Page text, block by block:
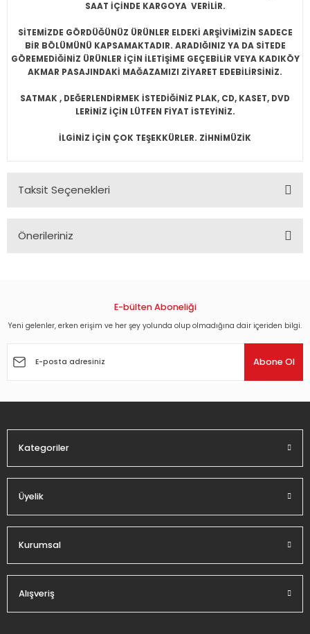
SAAT İÇİNDE KARGOYA VERİLİR.
SİTEMİZDE GÖRDÜĞÜNÜZ ÜRÜNLER ELDEKİ ARŞİVİMİZİN SADECE
BİR BÖLÜMÜNÜ KAPSAMAKTADIR. ARADIĞINIZ YA DA SİTEDE
GÖREMEDİĞİNİZ ÜRÜNLER İÇİN İLETİŞİME GEÇEBİLİR VEYA KADIKÖY
AKMAR PASAJINDAKİ MAĞAZAMIZI ZİYARET EDEBİLİRSİNİZ.
SATMAK , DEĞERLENDİRMEK İSTEDİĞİNİZ PLAK, CD, KASET, DVD
LERİNİZ İÇİN LÜTFEN FİYAT İSTEYİNİZ.
İLGİNİZ İÇİN ÇOK TEŞEKKÜRLER. ZİHNİMÜZİK
Taksit Seçenekleri
Önerileriniz
Görüş ve önerileriniz için teşekkür ederiz.
Ürün açıklamasında eksik bilgiler bulunuyor.
E-bülten Aboneliği
Yeni gelenler, erken erişim ve her şey yolunda olup olmadığına dair içeriden bilgi.
Abone Ol
Kategoriler
Üyelik
Kurumsal
Alışveriş